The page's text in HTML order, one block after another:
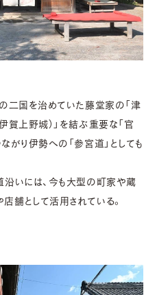
の二国を治めていた藤堂家の「津
賀上野城）」を結ぶ重要な「官
がり伊勢への「参宮道」としても
沿いには、今も大型の町家や蔵
舗として活用されている。